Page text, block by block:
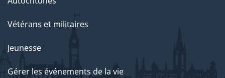
Vétérans et militaires
Jeunesse
Gérer les événements de la vie